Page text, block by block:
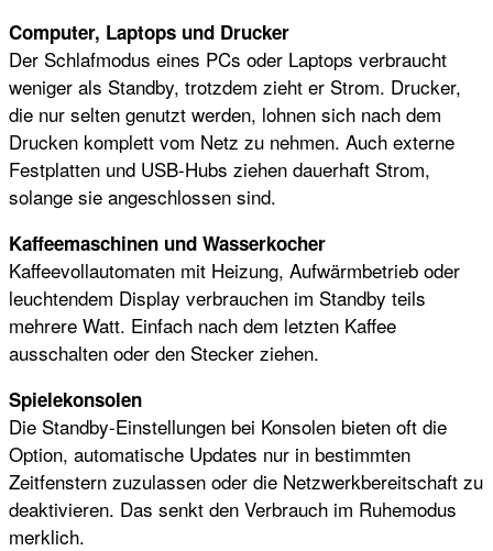
Computer, Laptops und Drucker
Der Schlafmodus eines PCs oder Laptops verbraucht
weniger als Standby, trotzdem zieht er Strom. Drucker,
die nur selten genutzt werden, lohnen sich nach dem
Drucken komplett vom Netz zu nehmen. Auch externe
Festplatten und USB-Hubs ziehen dauerhaft Strom,
solange sie angeschlossen sind.
Kaffeemaschinen und Wasserkocher
Kaffeevollautomaten mit Heizung, Aufwärmbetrieb oder
leuchtendem Display verbrauchen im Standby teils
mehrere Watt. Einfach nach dem letzten Kaffee
ausschalten oder den Stecker ziehen.
Spielekonsolen
Die Standby-Einstellungen bei Konsolen bieten oft die
Option, automatische Updates nur in bestimmten
Zeitfenstern zuzulassen oder die Netzwerkbereitschaft zu
deaktivieren. Das senkt den Verbrauch im Ruhemodus
merklich.